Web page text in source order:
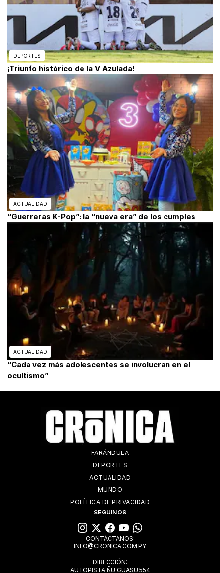
DEPORTES
¡Triunfo histórico de la V Azulada!
ACTUALIDAD
“Guerreras K-Pop”: la “nueva era” de los cumples
ACTUALIDAD
“Cada vez más adolescentes se involucran en el
ocultismo”
FARÁNDULA
DEPORTES
ACTUALIDAD
MUNDO
POLÍTICA DE PRIVACIDAD
SEGUINOS
CONTÁCTANOS:
INFO@CRONICA.COM.PY
DIRECCIÓN:
AUTOPISTA ÑU GUASU 554